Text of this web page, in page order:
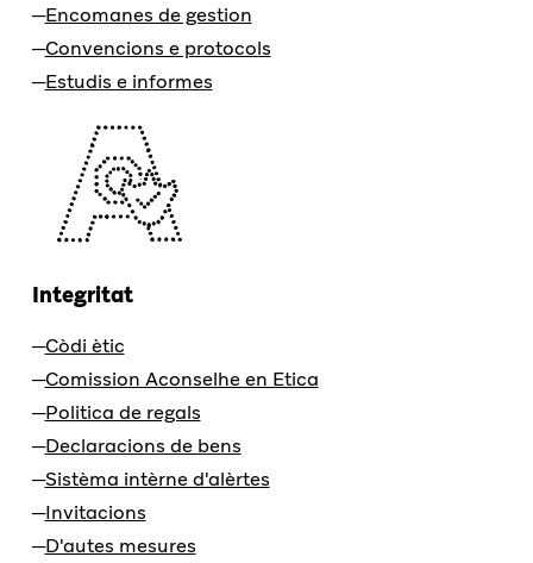
Encomanes de gestion
Convencions e protocols
Estudis e informes
Integritat
Còdi ètic
Comission Aconselhe en Etica
Politica de regals
Declaracions de bens
Sistèma intèrne d'alèrtes
Invitacions
D'autes mesures